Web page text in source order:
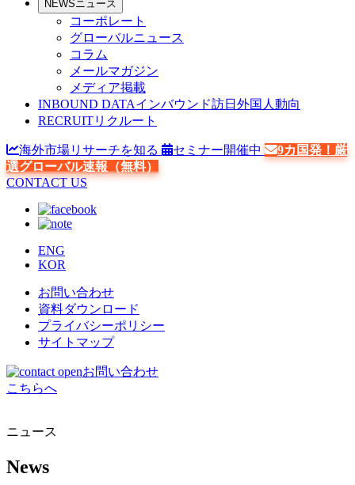
NEWS ニュース
コーポレート
グローバルニュース
コラム
メールマガジン
メディア掲載
INBOUND DATAインバウンド訪日外国人動向
RECRUITリクルート
海外市場リサーチを知る セミナー開催中
9カ国発！厳
選グローバル速報（無料）
CONTACT US
ENG
KOR
お問い合わせ
資料ダウンロード
プライバシーポリシー
サイトマップ
お問い合わせ
こちらへ
ニュース
News